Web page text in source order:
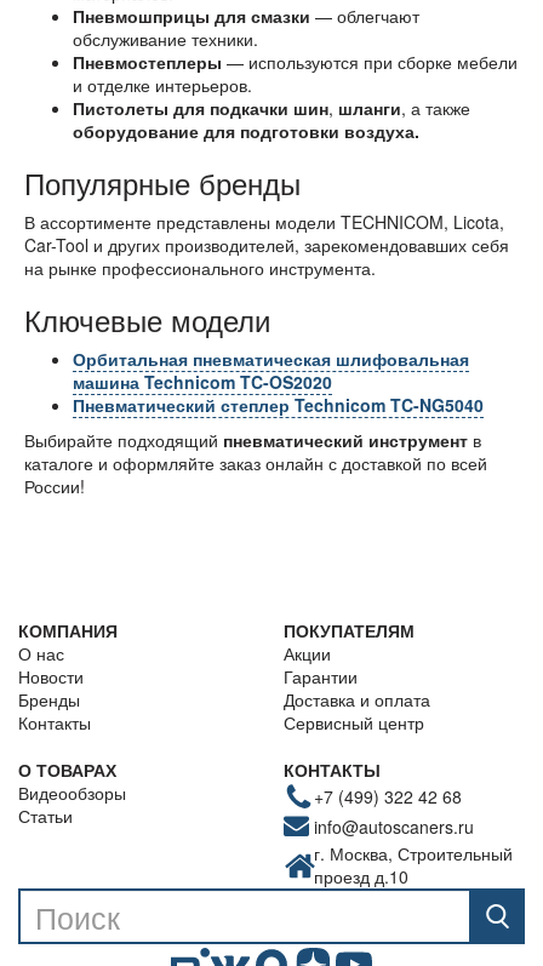
Пневмошприцы для смазки — облегчают
обслуживание техники.
Пневмостеплеры — используются при сборке мебели
и отделке интерьеров.
Пистолеты для подкачки шин, шланги, а также
оборудование для подготовки воздуха.
Популярные бренды
В ассортименте представлены модели TECHNICOM, Licota,
Car-Tool и других производителей, зарекомендовавших себя
на рынке профессионального инструмента.
Ключевые модели
Орбитальная пневматическая шлифовальная
машина Technicom TC-OS2020
Пневматический степлер Technicom TC-NG5040
Выбирайте подходящий пневматический инструмент в
каталоге и оформляйте заказ онлайн с доставкой по всей
России!
КОМПАНИЯ
О нас
Новости
Бренды
Контакты
ПОКУПАТЕЛЯМ
Акции
Гарантии
Доставка и оплата
Сервисный центр
О ТОВАРАХ
Видеообзоры
Статьи
КОНТАКТЫ
+7 (499) 322 42 68
info@autoscaners.ru
г. Москва, Строительный
проезд д.10